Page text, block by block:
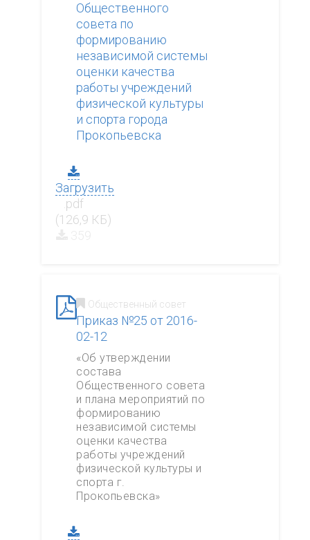
Общественного
совета по
формированию
независимой системы
оценки качества
работы учреждений
физической культуры
и спорта города
Прокопьевска
Загрузить
.pdf
(126,9 КБ)
Общественный совет
Приказ №25 от 2016-
02-12
«Об утверждении
состава
Общественного совета
и плана мероприятий по
формированию
независимой системы
оценки качества
работы учреждений
физической культуры и
спорта г.
Прокопьевска»